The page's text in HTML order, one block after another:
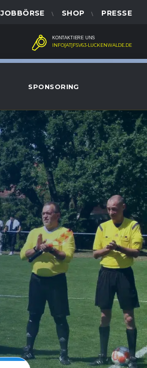
JOBBÖRSE SHOP PRESSE
KONTAKTIERE UNS
INFO[AT]FSV63-LUCKENWALDE.DE
SPONSORING